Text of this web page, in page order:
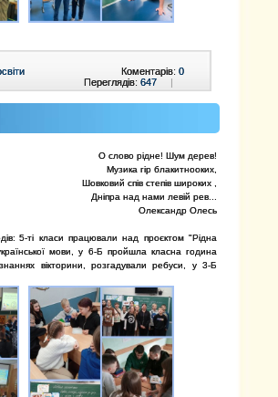
Коментарів: 0
Переглядів: 647 |
О слово рідне! Шум дерев!
Музика гір блакитнооких,
Шовковий спів степів широких ,
Дніпра над нами левій рев...
Олександр Олесь
5-ті класи працювали над проєктом "Рідна
мови, у 6-Б пройшла класна година
вікторини, розгадували ребуси, у 3-Б